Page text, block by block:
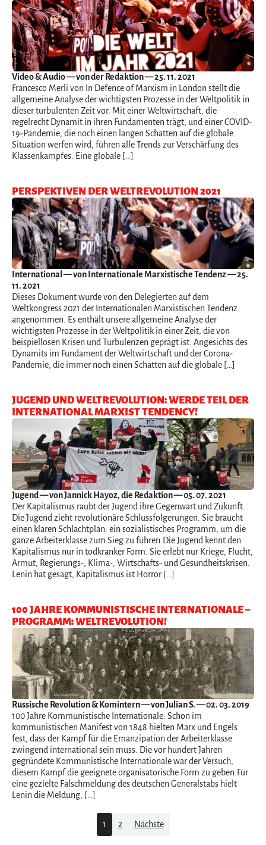
Video & Audio— von der Redaktion — 25. 11. 2021
Francesco Merli von In Defence of Marxism in London stellt die
allgemeine Analyse der wichtigsten Prozesse in der Weltpolitik in
dieser turbulenten Zeit vor. Mit einer Weltwirtschaft, die
regelrecht Dynamit in ihren Fundamenten trägt, und einer COVID-
19-Pandemie, die noch einen langen Schatten auf die globale
Situation werfen wird, führen alle Trends zur Verschärfung des
Klassenkampfes. Eine globale […]
PERSPEKTIVEN DER WELTREVOLUTION 2021
International— von Internationale Marxistische Tendenz — 25.
11. 2021
Dieses Dokument wurde von den Delegierten auf dem
Weltkongress 2021 der Internationalen Marxistischen Tendenz
angenommen. Es enthält unsere allgemeine Analyse der
wichtigsten Prozesse in der Weltpolitik in einer Zeit, die von
beispiellosen Krisen und Turbulenzen geprägt ist. Angesichts des
Dynamits im Fundament der Weltwirtschaft und der Corona-
Pandemie, die immer noch einen Schatten auf die globale […]
JUGEND UND WELTREVOLUTION: WERDE TEIL DER
INTERNATIONAL MARXIST TENDENCY!
Jugend— von Jannick Hayoz, die Redaktion — 05. 07. 2021
Der Kapitalismus raubt der Jugend ihre Gegenwart und Zukunft.
Die Jugend zieht revolutionäre Schlussfolgerungen. Sie braucht
einen klaren Schlachtplan: ein sozialistisches Programm, um die
ganze Arbeiterklasse zum Sieg zu führen.Die Jugend kennt den
Kapitalismus nur in todkranker Form. Sie erlebt nur Kriege, Flucht,
Armut, Regierungs-, Klima-, Wirtschafts- und Gesundheitskrisen.
Lenin hat gesagt, Kapitalismus ist Horror […]
100 JAHRE KOMMUNISTISCHE INTERNATIONALE –
PROGRAMM: WELTREVOLUTION!
Russische Revolution & Komintern— von Julian S. — 02. 03. 2019
100 Jahre Kommunistische Internationale: Schon im
kommunistischen Manifest von 1848 hielten Marx und Engels
fest, dass der Kampf für die Emanzipation der Arbeiterklasse
zwingend international sein muss. Die vor hundert Jahren
gegründete Kommunistische Internationale war der Versuch,
diesem Kampf die geeignete organisatorische Form zu geben.Für
eine gezielte Falschmeldung des deutschen Generalstabs hielt
Lenin die Meldung, […]
1 2 Nächste